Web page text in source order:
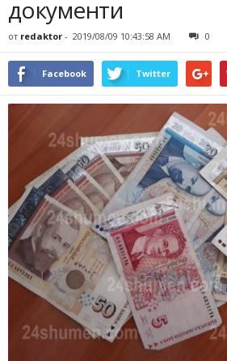
документи
от redaktor - 2019/08/09 10:43:58 AM 0
Facebook Twitter